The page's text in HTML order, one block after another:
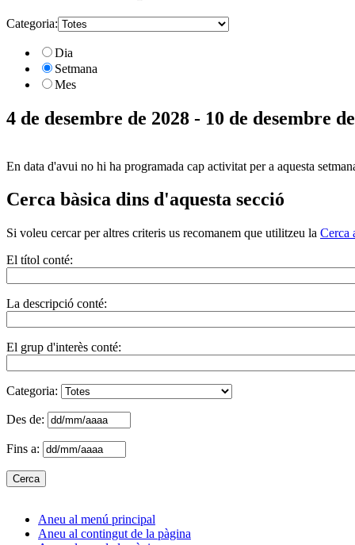
Categoria:
Dia
Setmana
Mes
4 de desembre de 2028 - 10 de desembre
En data d'avui no hi ha programada cap activitat per a aquesta
Cerca bàsica dins d'aquesta secció
Si voleu cercar per altres criteris us recomanem que utilitzeu la Cerca
El títol conté:
La descripció conté:
El grup d'interès conté:
Categoria:
Des de:
Fins a:
Aneu al menú principal
Aneu al contingut de la pàgina